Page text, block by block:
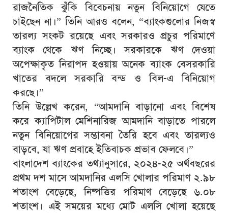
রাজনৈতিক ঝুঁকি বিবেচনায় নতুন বিনিয়োগে যেতে
চাইছেন না।” তিনি আরও বলেন, “ব্যাংকগুলোর নিজস্ব
তারল্য সংকট রয়েছে এবং সরকারও প্রচুর পরিমাণে
ব্যাংক থেকে ঋণ নিচ্ছে। সরকারকে ঋণ দেওয়া
অপেক্ষাকৃত নিরাপদ হওয়ায় অনেক ব্যাংক বেসরকারি
খাতের বদলে সরকারি বন্ড ও বিল-এ বিনিয়োগ
করছে।”
তিনি উল্লেখ করেন, “আমদানি বাড়ানো এবং বিশেষ
করে ক্যাপিটাল মেশিনারিজ আমদানি বাড়াতে পারলে
নতুন বিনিয়োগের সম্ভাবনা তৈরি হবে এবং তারল্যও
বাড়বে, যা ঋণ প্রবাহে ইতিবাচক প্রভাব ফেলবে।”
বাংলাদেশ ব্যাংকের তথ্যানুসারে, ২০২৪-২৫ অর্থবছরের
প্রথম দশ মাসে আমদানির এলসি খোলার পরিমাণ ২.৯৮
শতাংশ বেড়েছে, নিষ্পত্তির পরিমাণ বেড়েছে ৬.০৮
শতাংশ। এই সময়ের মধ্যে মোট এলসি খোলা হয়েছে